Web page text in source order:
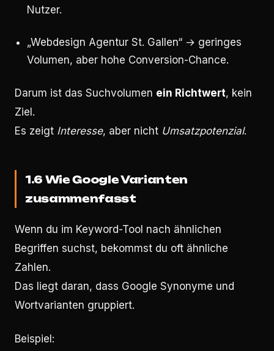
Nutzer.
„Webdesign Agentur St. Gallen“ → geringes
Volumen, aber hohe Conversion-Chance.
Darum ist das Suchvolumen ein Richtwert, kein
Ziel.
Es zeigt Interesse, aber nicht Umsatzpotenzial.
1.6 Wie Google Varianten
zusammenfasst
Wenn du im Keyword-Tool nach ähnlichen
Begriffen suchst, bekommst du oft ähnliche
Zahlen.
Das liegt daran, dass Google Synonyme und
Wortvarianten gruppiert.
Beispiel: